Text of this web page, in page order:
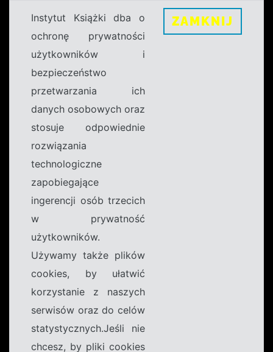
Instytut Książki dba o
ochronę prywatności
użytkowników i
bezpieczeństwo
przetwarzania ich
danych osobowych oraz
stosuje odpowiednie
rozwiązania
technologiczne
zapobiegające
ingerencji osób trzecich
w prywatność
użytkowników.
Używamy także plików
cookies, by ułatwić
korzystanie z naszych
serwisów oraz do celów
statystycznych.Jeśli nie
chcesz, by pliki cookies
ZAMKNIJ